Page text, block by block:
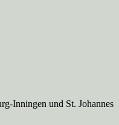
Inningen und St. Johannes